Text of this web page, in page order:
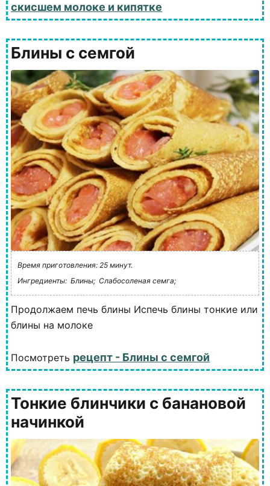
скисшем молоке и кипятке
Блины с семгой
Время приготовления: 25 минут.
Ингредиенты: Блины; Слабосоленая семга;
Продолжаем печь блины Испечь блины тонкие или
блины на молоке
Посмотреть рецепт - Блины с семгой
Тонкие блинчики с банановой
начинкой